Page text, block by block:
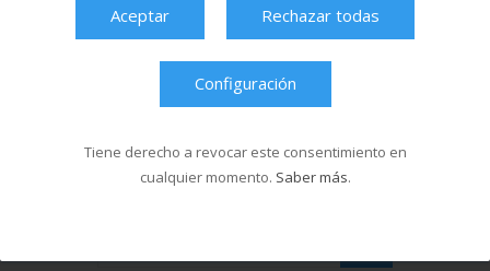
Aceptar Rechazar todas
Configuración
Tiene derecho a revocar este consentimiento en
cualquier momento. Saber más.